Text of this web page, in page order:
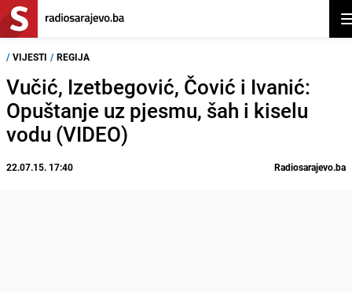
/ VIJESTI / REGIJA
Vučić, Izetbegović, Čović i Ivanić:
Opuštanje uz pjesmu, šah i kiselu
vodu (VIDEO)
22.07.15. 17:40 Radiosarajevo.ba